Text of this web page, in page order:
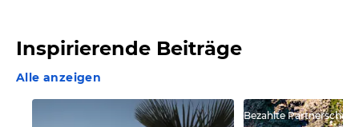
Inspirierende Beiträge
Alle anzeigen
Bezahlte Partnerschaft